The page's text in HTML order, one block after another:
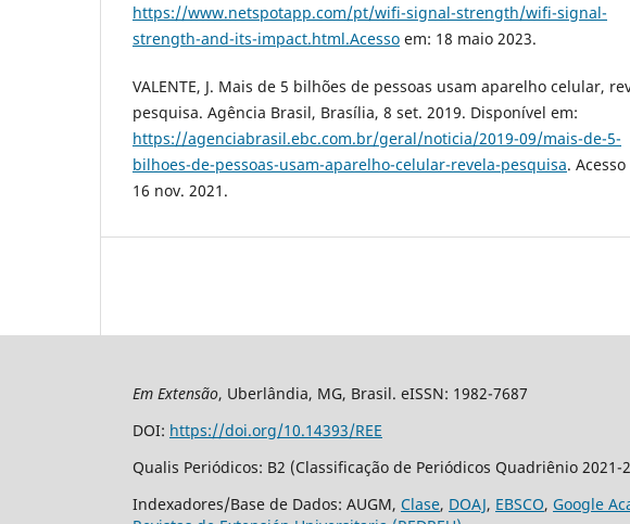
https://www.netspotapp.com/pt/wifi-signal-strength/wifi-signal-
strength-and-its-impact.html.Acesso em: 18 maio 2023.
VALENTE, J. Mais de 5 bilhões de pessoas usam aparelho celular,
pesquisa. Agência Brasil, Brasília, 8 set. 2019. Disponível em:
https://agenciabrasil.ebc.com.br/geral/noticia/2019-09/mais-de-5-
bilhoes-de-pessoas-usam-aparelho-celular-revela-pesquisa.
16 nov. 2021.
Em Extensão, Uberlândia, MG, Brasil. eISSN: 1982-7687
DOI: https://doi.org/10.14393/REE
Qualis Periódicos: B2 (Classificação de Periódicos Quadriênio 2021-
Indexadores/Base de Dados: AUGM, Clase, DOAJ, EBSCO, Google